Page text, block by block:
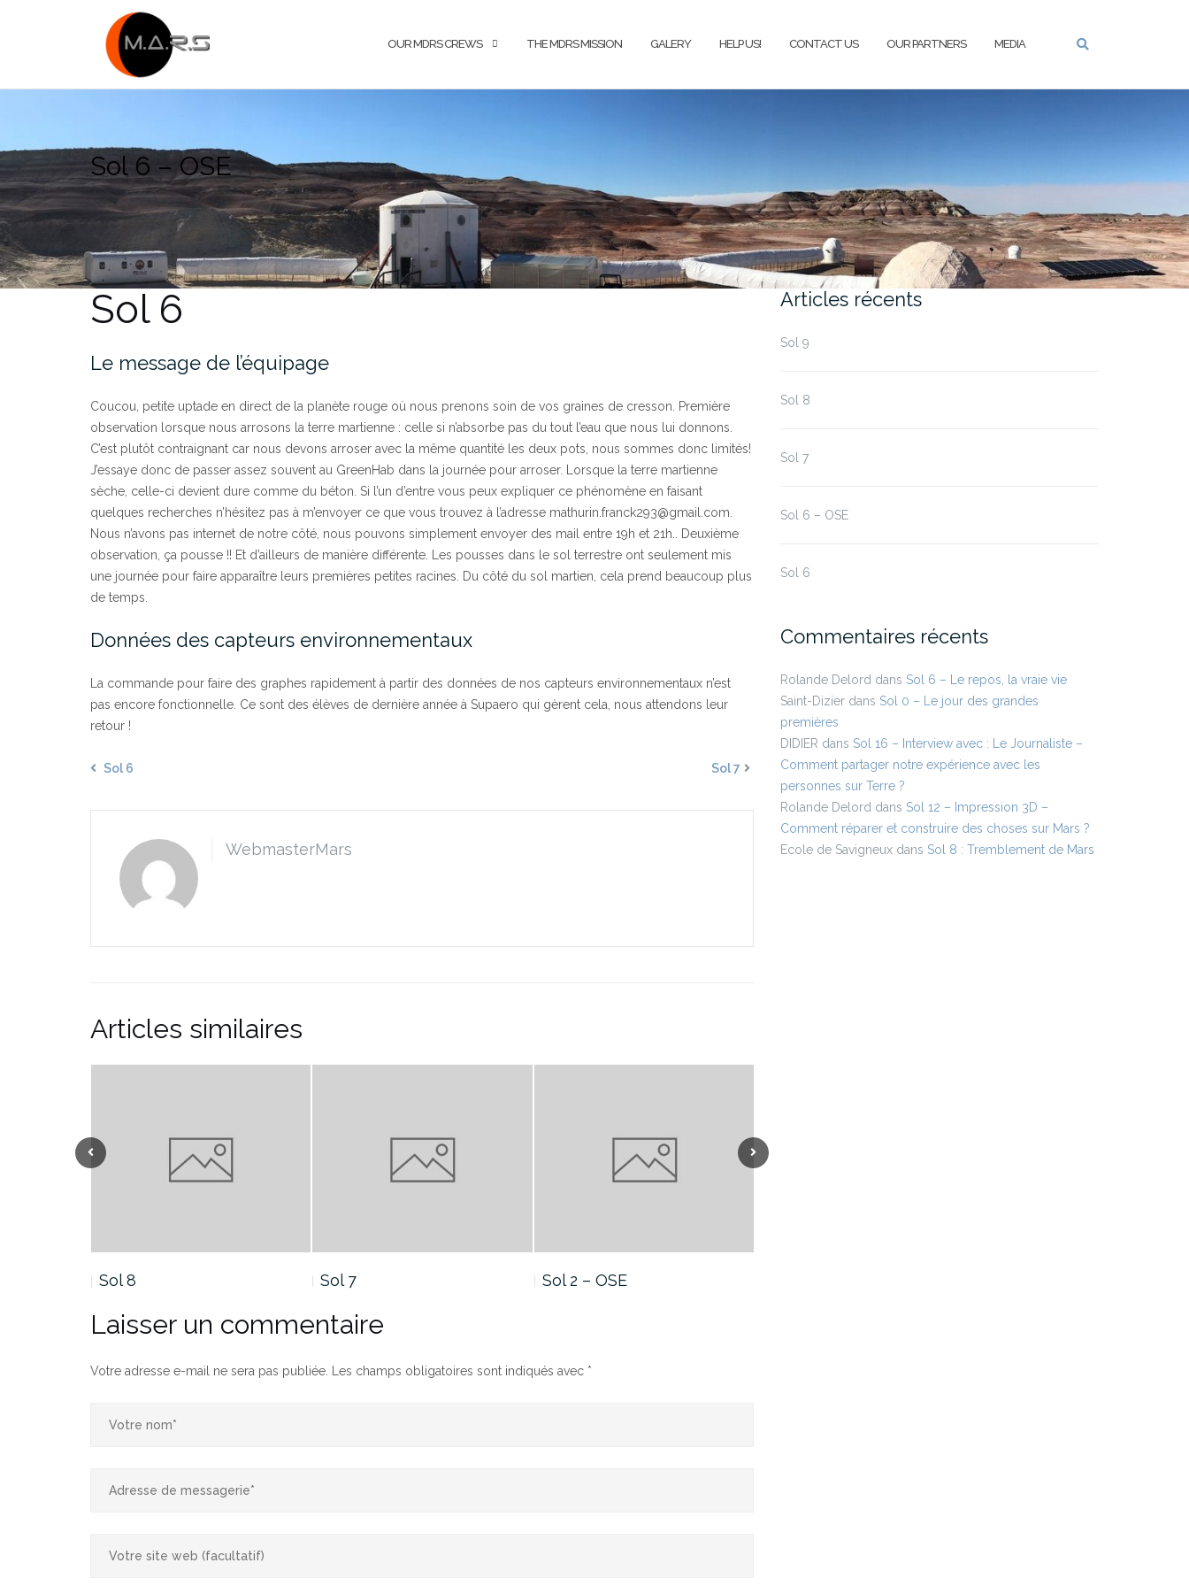
OUR MDRS CREWS THE MDRS MISSION GALERY HELP US! CONTACT US OUR PARTNERS MEDIA
Sol 6 – OSE
Sol 6
Le message de l’équipage
Coucou, petite uptade en direct de la planète rouge où nous prenons soin de vos graines de cresson. Première
observation lorsque nous arrosons la terre martienne : celle si n’absorbe pas du tout l’eau que nous lui donnons.
C’est plutôt contraignant car nous devons arroser avec la même quantité les deux pots, nous sommes donc limités!
J’essaye donc de passer assez souvent au GreenHab dans la journée pour arroser. Lorsque la terre martienne
sèche, celle-ci devient dure comme du béton. Si l’un d’entre vous peux expliquer ce phénomène en faisant
quelques recherches n’hésitez pas à m’envoyer ce que vous trouvez à l’adresse mathurin.franck293@gmail.com.
Nous n’avons pas internet de notre côté, nous pouvons simplement envoyer des mail entre 19h et 21h.. Deuxième
observation, ça pousse !! Et d’ailleurs de manière différente. Les pousses dans le sol terrestre ont seulement mis
une journée pour faire apparaître leurs premières petites racines. Du côté du sol martien, cela prend beaucoup plus
de temps.
Données des capteurs environnementaux
La commande pour faire des graphes rapidement à partir des données de nos capteurs environnementaux n’est
pas encore fonctionnelle. Ce sont des élèves de dernière année à Supaero qui gèrent cela, nous attendons leur
retour !
Sol 6 Sol 7
WebmasterMars
Articles similaires
Sol 8 Sol 7 Sol 2 – OSE
Laisser un commentaire
Votre adresse e-mail ne sera pas publiée. Les champs obligatoires sont indiqués avec *
Articles récents
Sol 9
Sol 8
Sol 7
Sol 6 – OSE
Sol 6
Commentaires récents
Rolande Delord dans Sol 6 – Le repos, la vraie vie
Saint-Dizier dans Sol 0 – Le jour des grandes
premières
DIDIER dans Sol 16 – Interview avec : Le Journaliste –
Comment partager notre expérience avec les
personnes sur Terre ?
Rolande Delord dans Sol 12 – Impression 3D –
Comment réparer et construire des choses sur Mars ?
Ecole de Savigneux dans Sol 8 : Tremblement de Mars